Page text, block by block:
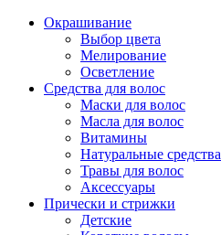
Окрашивание
Выбор цвета
Мелирование
Осветление
Средства для волос
Маски для волос
Масла для волос
Витамины
Натуральные средства
Травы для волос
Аксессуары
Прически и стрижки
Детские